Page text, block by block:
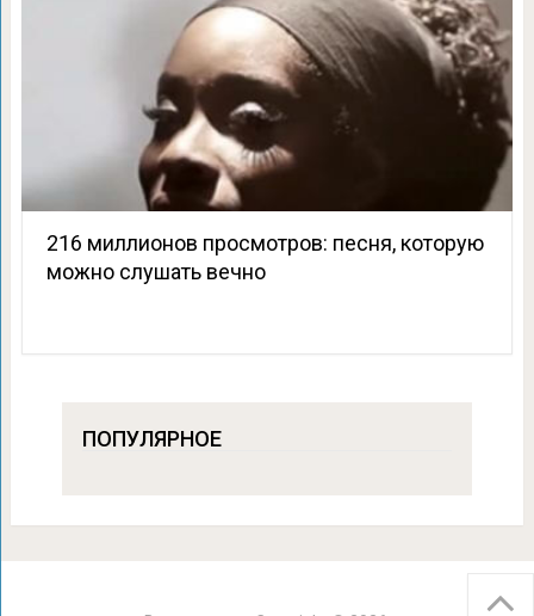
216 миллионов просмотров: песня, которую
можно слушать вечно
ПОПУЛЯРНОЕ